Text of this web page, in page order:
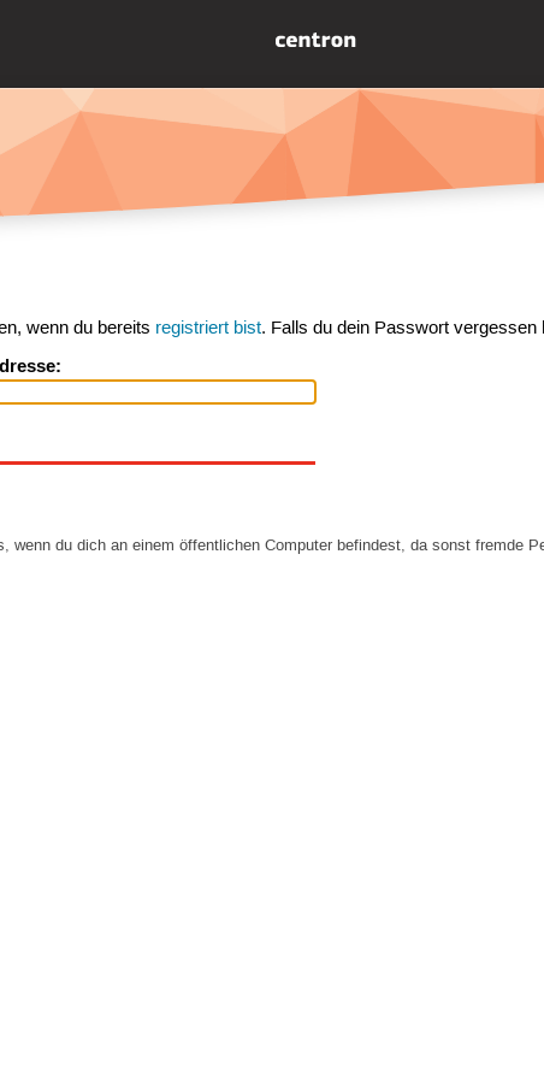
wenn du bereits registriert bist. Falls du dein Passwort
wenn du dich an einem öffentlichen Computer befindest, da sonst fremde